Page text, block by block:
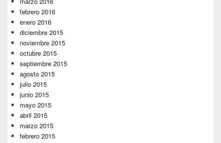
febrero 2016
enero 2016
diciembre 2015
noviembre 2015
octubre 2015
septiembre 2015
agosto 2015
julio 2015
junio 2015
mayo 2015
abril 2015
marzo 2015
febrero 2015